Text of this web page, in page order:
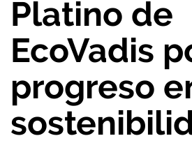
Platino de
EcoVadis
progreso